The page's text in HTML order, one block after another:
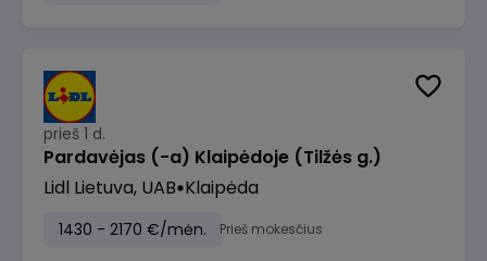
prieš 1 d.
Pardavėjas (-a) Klaipėdoje (Tilžės g.)
Lidl Lietuva, UAB Klaipėda
1430 - 2170 €/mėn. Prieš mokesčius